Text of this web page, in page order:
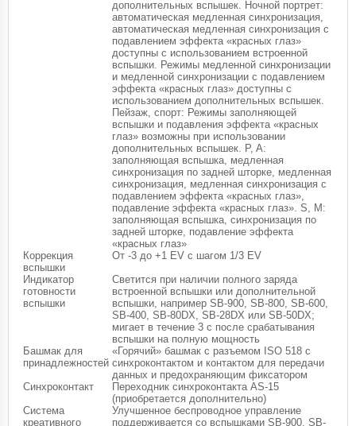
дополнительных вспышек. Ночной портрет:
автоматическая медленная синхронизация,
автоматическая медленная синхронизация с
подавлением эффекта «красных глаз»
доступны с использованием встроенной
вспышки. Режимы медленной синхронизации
и медленной синхронизации с подавлением
эффекта «красных глаз» доступны с
использованием дополнительных вспышек.
Пейзаж, спорт: Режимы заполняющей
вспышки и подавления эффекта «красных
глаз» возможны при использовании
дополнительных вспышек. P, A:
заполняющая вспышка, медленная
синхронизация по задней шторке, медленная
синхронизация, медленная синхронизация с
подавлением эффекта «красных глаз»,
подавление эффекта «красных глаз». S, M:
заполняющая вспышка, синхронизация по
задней шторке, подавление эффекта
«красных глаз»
Коррекция
вспышки
От -3 до +1 EV с шагом 1/3 EV
Индикатор
готовности
вспышки
Светится при наличии полного заряда
встроенной вспышки или дополнительной
вспышки, например SB-900, SB-800, SB-600,
SB-400, SB-80DX, SB-28DX или SB-50DX;
мигает в течение 3 с после срабатывания
вспышки на полную мощность
Башмак для
принадлежностей
«Горячий» башмак с разъемом ISO 518 с
синхроконтактом и контактом для передачи
данных и предохраняющим фиксатором
Синхроконтакт
Переходник синхроконтакта AS-15
(приобретается дополнительно)
Система
креативного
Улучшенное беспроводное управление
поддерживается со вспышками SB-900, SB-